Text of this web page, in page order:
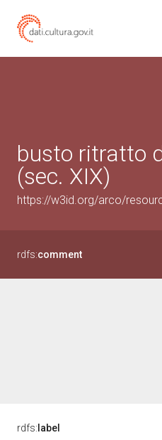
busto ritratto
(sec. XIX)
https://w3id.org/arco/
rdfs:comment
rdfs: label